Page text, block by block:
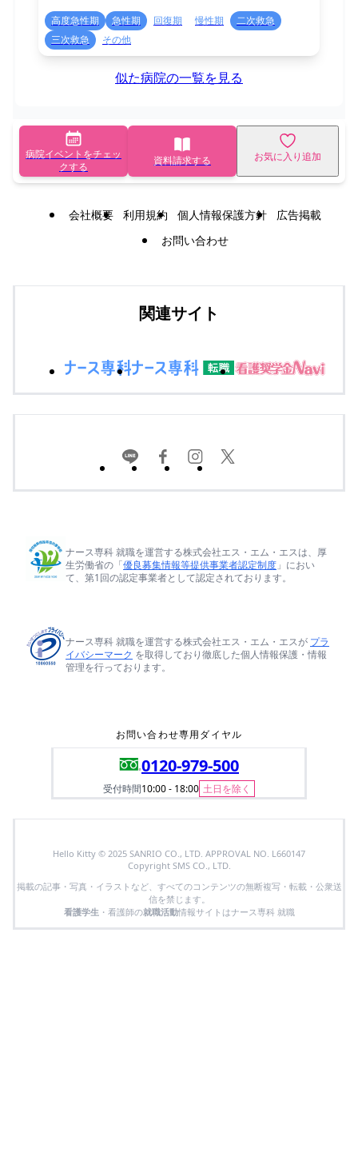
高度急性期 急性期 回復期 慢性期
二次救急
三次救急
その他
似た病院の一覧を見る
病院イベントをチェッ
クする
資料請求する お気に入り追加
会社概要 利用規約 個人情報保護方針
広告掲載
お問い合わせ
関連サイト
ナース専科 就職を運営する株式会社エス・エム・エスは、厚
生労働省の「優良募集情報等提供事業者認定制度 」におい
て、第1回の認定事業者として認定されております。
ナース専科 就職を運営する株式会社エス・エム・エスが プラ
イバシーマーク を取得しており徹底した個人情報保護・情報
管理を行っております。
お問い合わせ専用ダイヤル
0120-979-500
受付時間10:00 - 18:00 土日を除く
Hello Kitty © 2025 SANRIO CO., LTD. APPROVAL NO. L660147
Copyright SMS CO., LTD.
掲載の記事・写真・イラストなど、すべてのコンテンツの無断複写・転載・公衆送
信を禁じます。
看護学生・看護師の就職活動情報サイトはナース専科 就職